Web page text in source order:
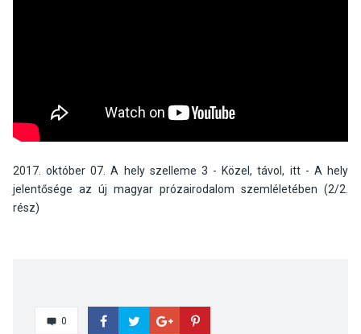
2017. október 07. A hely szelleme 3 - Közel, távol, itt - A hely
jelentősége az új magyar prózairodalom szemléletében (2/2.
rész)
0